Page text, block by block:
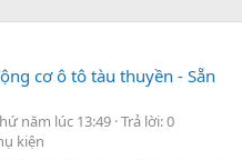
cơ ô tô tàu thuyền - Sẵn
năm lúc 13:49 Trả lời: 0
kiện